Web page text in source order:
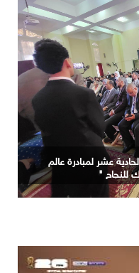
عشر لمبادرة عالم
للنجاح "